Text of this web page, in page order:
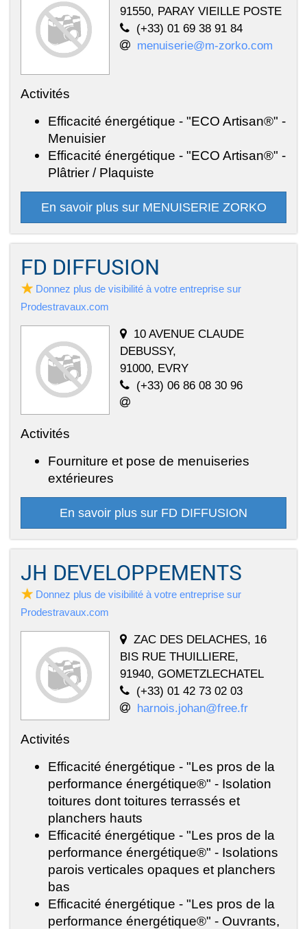
91550, PARAY VIEILLE POSTE
(+33) 01 69 38 91 84
menuiserie@m-zorko.com
Activités
Efficacité énergétique - "ECO Artisan®" -
Menuisier
Efficacité énergétique - "ECO Artisan®" -
Plâtrier / Plaquiste
En savoir plus sur MENUISERIE ZORKO
FD DIFFUSION
Donnez plus de visibilité à votre entreprise sur
Prodestravaux.com
10 AVENUE CLAUDE
DEBUSSY,
91000, EVRY
(+33) 06 86 08 30 96
Activités
Fourniture et pose de menuiseries
extérieures
En savoir plus sur FD DIFFUSION
JH DEVELOPPEMENTS
Donnez plus de visibilité à votre entreprise sur
Prodestravaux.com
ZAC DES DELACHES, 16
BIS RUE THUILLIERE,
91940, GOMETZLECHATEL
(+33) 01 42 73 02 03
harnois.johan@free.fr
Activités
Efficacité énergétique - "Les pros de la
performance énergétique®" - Isolation
toitures dont toitures terrassés et
planchers hauts
Efficacité énergétique - "Les pros de la
performance énergétique®" - Isolations
parois verticales opaques et planchers
bas
Efficacité énergétique - "Les pros de la
performance énergétique®" - Ouvrants,